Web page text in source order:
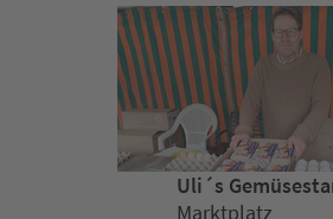
Uli´s
Marktplatz